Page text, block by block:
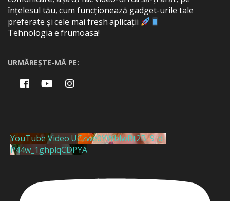
înțelesul tău, cum funcționează gadget-urile tale
preferate și cele mai fresh aplicații
Tehnologia e frumoasa!
URMĂREȘTE-MĂ PE:
YouTube Video UCzwe0YWblwBt2B_9_d-
P44w_1ghplqCDPYA